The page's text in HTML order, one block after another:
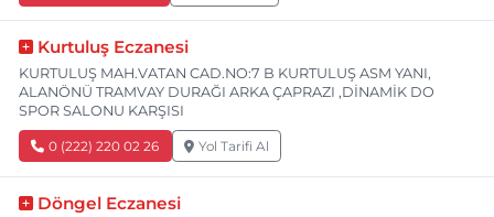
Kurtuluş Eczanesi
KURTULUŞ MAH.VATAN CAD.NO:7 B KURTULUŞ ASM YANI,
ALANÖNÜ TRAMVAY DURAĞI ARKA ÇAPRAZI ,DİNAMİK DO
SPOR SALONU KARŞISI
0 (222) 220 02 26 Yol Tarifi Al
Döngel Eczanesi